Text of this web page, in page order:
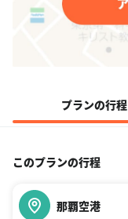
プランの行程
このプランの行程
那覇空港